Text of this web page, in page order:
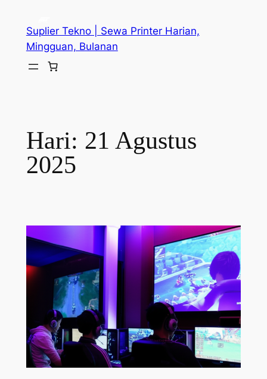
konten
Suplier Tekno | Sewa Printer Harian,
Mingguan, Bulanan
Hari: 21 Agustus
2025